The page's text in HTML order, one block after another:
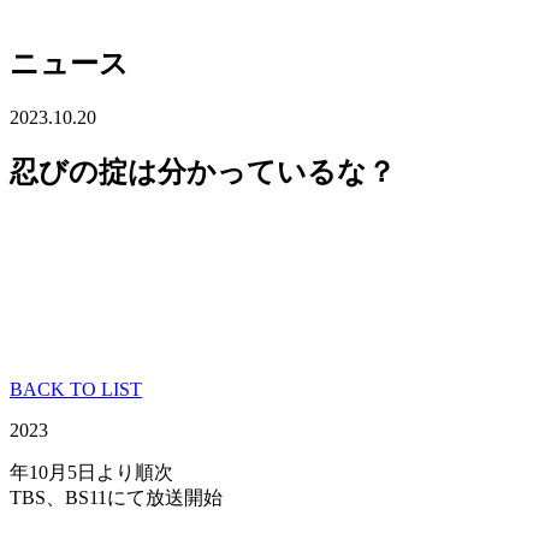
ニュース
2023.10.20
忍びの掟は分かっているな？
BACK TO LIST
2023
年10月5日より順次
TBS、BS11にて放送開始